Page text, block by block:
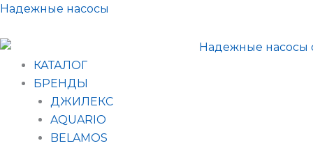
Перейти
содержимому
Надежные насосы
КАТАЛОГ
БРЕНДЫ
ДЖИЛЕКС
AQUARIO
BELAMOS
Поиск